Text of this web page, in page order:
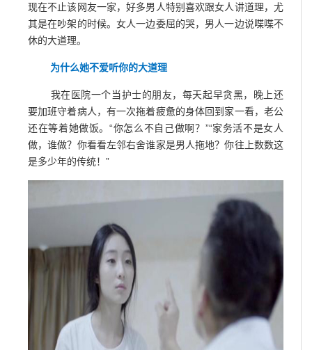
现在不止该网友一家，好多男人特别喜欢跟女人讲道理，尤
其是在吵架的时候。女人一边委屈的哭，男人一边说喋喋不
休的大道理。
为什么她不爱听你的大道理
我在医院一个当护士的朋友，每天起早贪黑，晚上还
要加班守着病人，有一次拖着疲惫的身体回到家一看，老公
还在等着她做饭。“你怎么不自己做啊？”“家务活不是女人
做，谁做？你看看左邻右舍谁家是男人拖地？你往上数数这
是多少年的传统！”